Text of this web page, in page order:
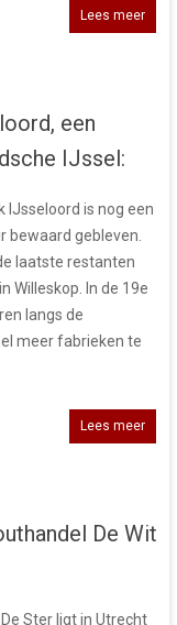
Lees meer
een
IJssel:
IJsseloord is nog een
bewaard gebleven.
laatste restanten
Willeskop. In de 19e
langs de
meer fabrieken te
Lees meer
De Wit
Ster ligt in Utrecht